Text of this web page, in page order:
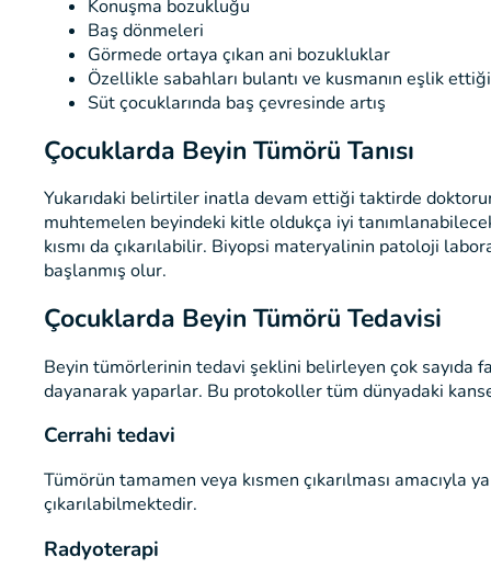
Konuşma bozukluğu
Baş dönmeleri
Görmede ortaya çıkan ani bozukluklar
Özellikle sabahları bulantı ve kusmanın eşlik
Süt çocuklarında baş çevresinde artış
Çocuklarda Beyin Tümörü Tanısı
Yukarıdaki belirtiler inatla devam ettiği taktirde
muhtemelen beyindeki kitle oldukça iyi
kısmı da çıkarılabilir. Biyopsi materyalinin patoloji
başlanmış olur.
Çocuklarda Beyin Tümörü Tedavisi
Beyin tümörlerinin tedavi şeklini belirleyen çok sayıda
dayanarak yaparlar. Bu protokoller tüm dünyadaki
Cerrahi tedavi
Tümörün tamamen veya kısmen çıkarılması
çıkarılabilmektedir.
Radyoterapi